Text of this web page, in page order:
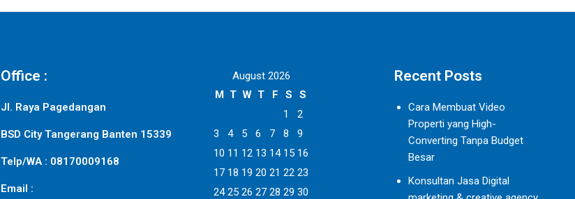
Office :
Jl. Raya Pagedangan
BSD City Tangerang Banten 15339
Telp/WA : 08170009168
Email :
August 2026
M T W T F S
S
1
2
3
4 5 6 7 8
9
10 11 12 13 14 15 16
17 18 19 20 21 22 23
24 25 26 27 28 29 30
Recent Posts
Cara Membuat Video
Properti yang High-
Converting Tanpa Budget
Besar
Konsultan Jasa Digital